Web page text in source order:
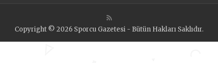
Copyright © 2026 Sporcu Gazetesi - Bütün Hakları Saklıdır.